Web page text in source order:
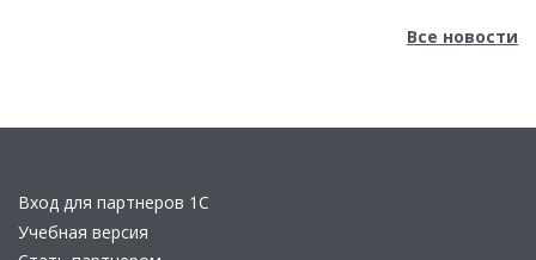
Все новости
Вход для партнеров 1С
Учебная версия